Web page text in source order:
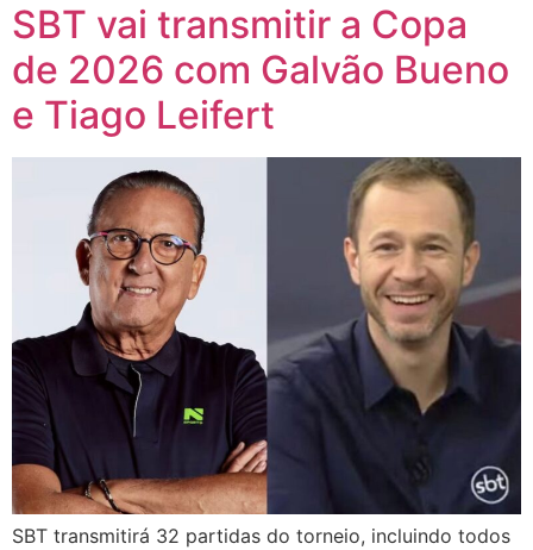
SBT vai transmitir a Copa
de 2026 com Galvão Bueno
e Tiago Leifert
SBT transmitirá 32 partidas do torneio, incluindo todos